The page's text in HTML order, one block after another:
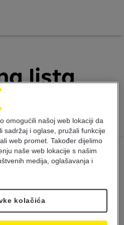
lista
omogućili našoj web lokaciji da
sadržaj i oglase, pružali funkcije
web promet. Također dijelimo
naše web lokacije s našim
medija, oglašavanja i
kolačića